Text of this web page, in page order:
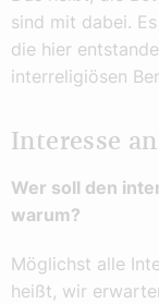
sind mit dabei.
die hier
interreligiösen
Interesse
Wer soll den
warum?
Möglichst alle
heißt, wir